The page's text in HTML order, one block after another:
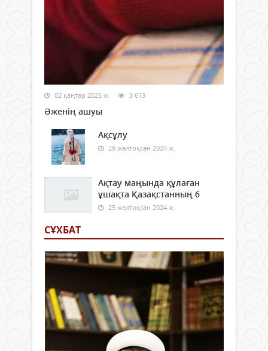
02 қаңтар 2025 ж. 3 613
Әженің ашуы
Ақсұлу
29 желтоқсан 2024 ж.
Ақтау маңында құлаған
ұшақта Қазақстанның 6
25 желтоқсан 2024 ж.
СҰХБАТ